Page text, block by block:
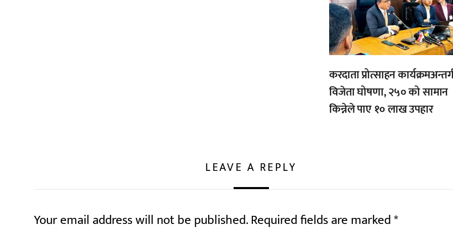
करदाता प्रोत्साहन
विजेता घोषणा, २५० को सामान
किन्नेले पाए १० लाख उपहार
LEAVE A REPLY
Your email address will not be published.Required fields are marked*